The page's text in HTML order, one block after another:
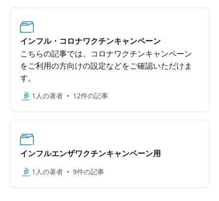
インフル・コロナワクチンキャンペーン
こちらの記事では、コロナワクチンキャンペーン
をご利用の方向けの設定などをご確認いただけま
す。
1人の著者 12件の記事
インフルエンザワクチンキャンペーン用
1人の著者 9件の記事